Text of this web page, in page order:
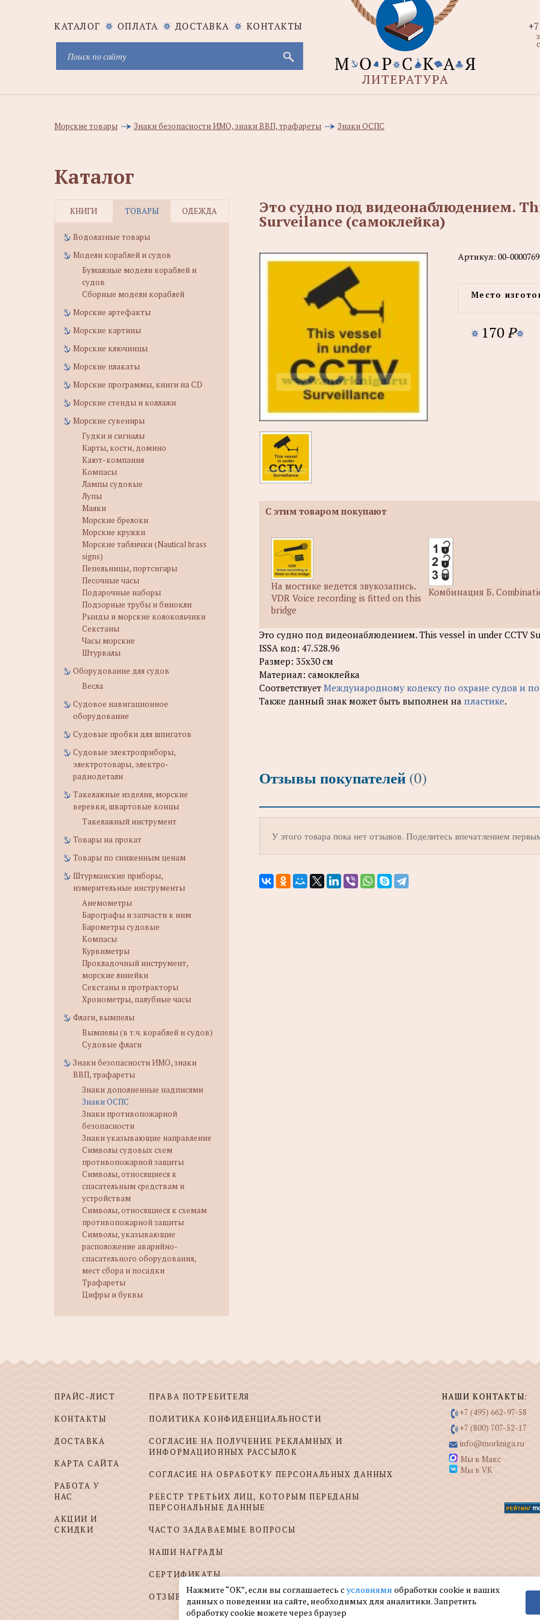
КАТАЛОГ ОПЛАТА ДОСТАВКА КОНТАКТЫ
Морские товары Знаки безопасности ИМО, знаки ВВП, трафареты Знаки ОСПС
Каталог
КНИГИ ТОВАРЫ ОДЕЖДА
Водолазные товары
Модели кораблей и судов
Бумажные модели кораблей и
судов
Сборные модели кораблей
Морские артефакты
Морские картины
Морские ключницы
Морские плакаты
Морские программы, книги на CD
Морские стенды и коллажи
Морские сувениры
Гудки и сигналы
Карты, кости, домино
Кают-компания
Компасы
Лампы судовые
Лупы
Маяки
Морские брелоки
Морские кружки
Морские таблички (Nautical brass
signs)
Пепельницы, портсигары
Песочные часы
Подарочные наборы
Подзорные трубы и бинокли
Рынды и морские колокольчики
Секстаны
Часы морские
Штурвалы
Оборудование для судов
Весла
Судовое навигационное
оборудование
Судовые пробки для шпигатов
Судовые электроприборы,
электротовары, электро-
радиодетали
Такелажные изделия, морские
веревки, швартовые концы
Такелажный инструмент
Товары на прокат
Товары по сниженным ценам
Штурманские приборы,
измерительные инструменты
Анемометры
Барографы и запчасти к ним
Барометры судовые
Компасы
Курвиметры
Прокладочный инструмент,
морские линейки
Секстаны и протракторы
Хронометры, палубные часы
Флаги, вымпелы
Вымпелы (в т.ч. кораблей и судов)
Судовые флаги
Знаки безопасности ИМО, знаки
ВВП, трафареты
Знаки дополненные надписями
Знаки ОСПС
Знаки противопожарной
безопасности
Знаки указывающие направление
Символы судовых схем
противопожарной защиты
Символы, относящиеся к
спасательным средствам и
устройствам
Символы, относящиеся к схемам
противопожарной защиты
Символы, указывающие
расположение аварийно-
спасательного оборудования,
мест сбора и посадки
Трафареты
Цифры и буквы
Это судно под видеонаблюдением.
Surveilance (самоклейка)
Артикул: 00-
Место
170P
С этим товаром покупают
На мостике ведется звукозапись.
VDR Voice recording is fitted on this
bridge
Комбинация Б.
Это судно под видеонаблюдением. This vessel in under CCTV
ISSA код: 47.528.96
Размер: 35х30 см
Материал: самоклейка
Соответствует Международному кодексу по охране судов и
Также данный знак может быть выполнен на пластике.
Отзывы покупателей (0)
У этого товара пока нет отзывов. Поделитесь впечатлением
ПРАЙС-ЛИСТ
КОНТАКТЫ
ДОСТАВКА
КАРТА САЙТА
РАБОТА У
НАС
АКЦИИ И
СКИДКИ
ПРАВА ПОТРЕБИТЕЛЯ
ПОЛИТИКА КОНФИДЕНЦИАЛЬНОСТИ
СОГЛАСИЕ НА ПОЛУЧЕНИЕ РЕКЛАМНЫХ И
ИНФОРМАЦИОННЫХ РАССЫЛОК
СОГЛАСИЕ НА ОБРАБОТКУ ПЕРСОНАЛЬНЫХ ДАННЫХ
РЕЕСТР ТРЕТЬИХ ЛИЦ, КОТОРЫМ ПЕРЕДАНЫ
ПЕРСОНАЛЬНЫЕ ДАННЫЕ
ЧАСТО ЗАДАВАЕМЫЕ ВОПРОСЫ
НАШИ НАГРАДЫ
СЕРТИФИКАТЫ
ОТЗЫВЫ И ПОЖЕЛАНИЯ
НАШИ КОНТАКТЫ:
+7 (495) 662-97-58
+7 (800) 707-52-17
info@morkniga.ru
Мы в Макс
Мы в VK
Нажмите “ОК”, если вы соглашаетесь с условиями обработки cookie и ваших
данных о поведении на сайте, необходимых для аналитики. Запретить
обработку cookie можете через браузер